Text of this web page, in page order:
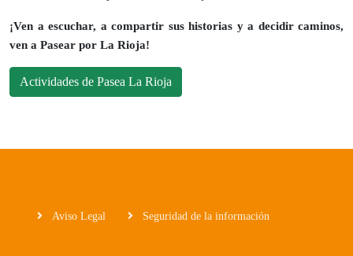
¡Ven a escuchar, a compartir sus historias y a decidir caminos,
ven a Pasear por La Rioja!
Actividades de Pasea La Rioja
Aviso Legal Seguridad de la información